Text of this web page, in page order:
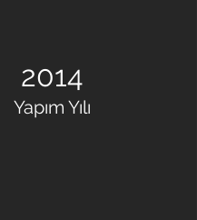
2014
Yapım Yılı